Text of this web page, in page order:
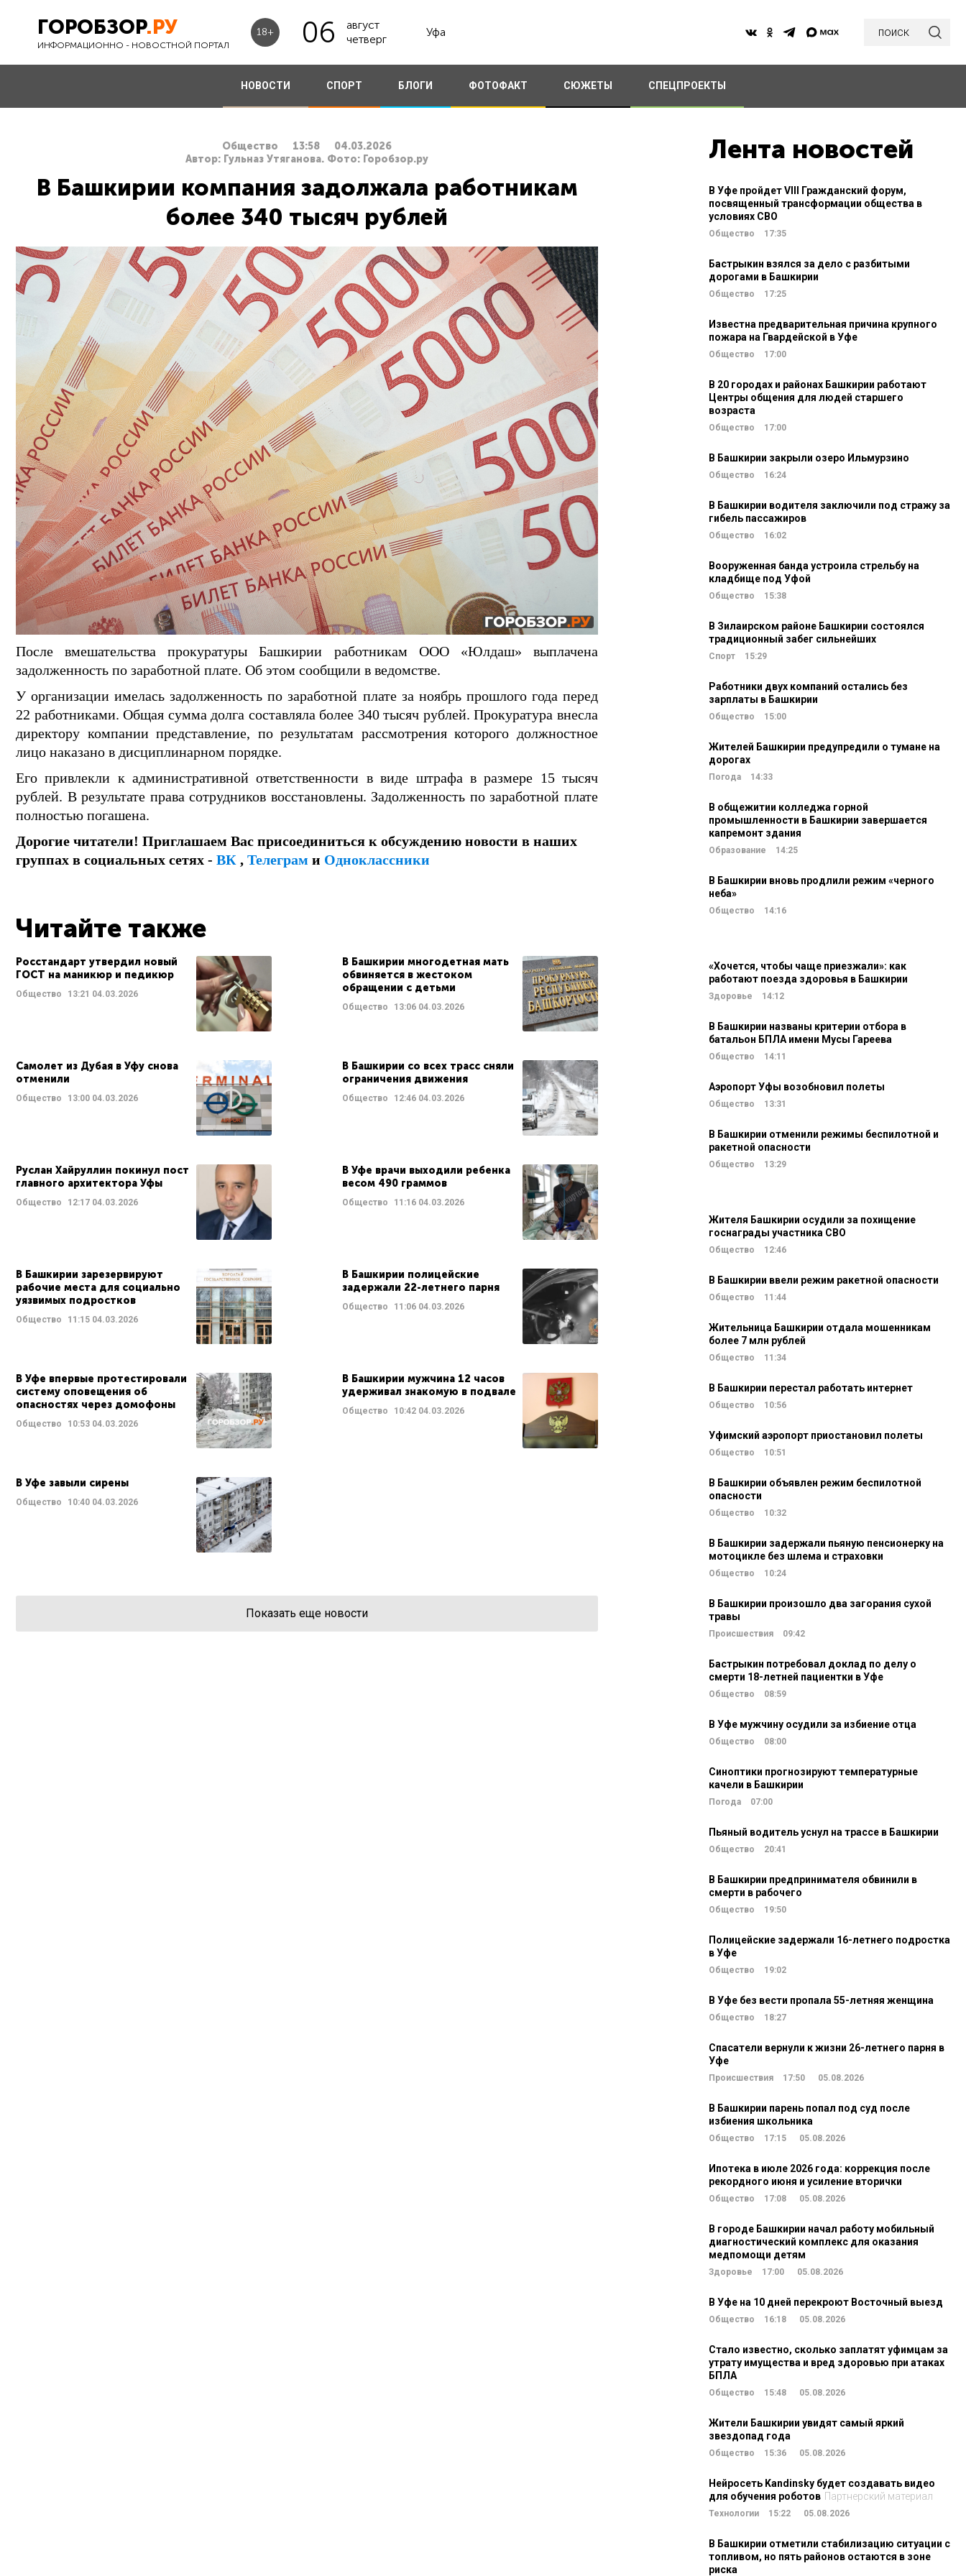
ГОРОБЗОР.РУ
ИНФОРМАЦИОННО - НОВОСТНОЙ ПОРТАЛ
18+ 06
август
четверг
Уфа поиск
НОВОСТИ СПОРТ БЛОГИ ФОТОФАКТ СЮЖЕТЫ СПЕЦПРОЕКТЫ
Общество 13:58
04.03.2026
Автор: Гульназ Утяганова. Фото: Горобзор.ру
В Башкирии компания задолжала работникам
более 340 тысяч рублей
После вмешательства прокуратуры Башкирии работникам ООО «Юлдаш» выплачена
задолженность по заработной плате. Об этом сообщили в ведомстве.
У организации имелась задолженность по заработной плате за ноябрь прошлого года перед
22 работниками. Общая сумма долга составляла более 340 тысяч рублей. Прокуратура внесла
директору компании представление, по результатам рассмотрения которого должностное
лицо наказано в дисциплинарном порядке.
Его привлекли к административной ответственности в виде штрафа в размере 15 тысяч
рублей. В результате права сотрудников восстановлены. Задолженность по заработной плате
полностью погашена.
Дорогие читатели! Приглашаем Вас присоединиться к обсуждению новости в наших
группах в социальных сетях - ВК , Телеграм и Одноклассники
Читайте также
Росстандарт утвердил новый
ГОСТ на маникюр и педикюр
Общество 13:21 04.03.2026
В Башкирии многодетная мать
обвиняется в жестоком
обращении с детьми
Общество 13:0604.03.2026
Самолет из Дубая в Уфу снова
отменили
Общество 13:00 04.03.2026
В Башкирии со всех трасс сняли
ограничения движения
Общество 12:4604.03.2026
Руслан Хайруллин покинул пост
главного архитектора Уфы
Общество 12:17 04.03.2026
В Уфе врачи выходили ребенка
весом 490 граммов
Общество 11:1604.03.2026
В Башкирии зарезервируют
рабочие места для социально
уязвимых подростков
Общество 11:15 04.03.2026
В Башкирии полицейские
задержали 22-летнего парня
Общество 11:0604.03.2026
В Уфе впервые протестировали
систему оповещения об
опасностях через домофоны
Общество 10:53 04.03.2026
В Башкирии мужчина 12 часов
удерживал знакомую в подвале
Общество 10:4204.03.2026
В Уфе завыли сирены
Общество 10:40 04.03.2026
Показать еще новости
Лента новостей
В Уфе пройдет VIII Гражданский форум,
посвященный трансформации общества в
условиях СВО
Общество 17:35
Бастрыкин взялся за дело с разбитыми
дорогами в Башкирии
Общество 17:25
Известна предварительная причина крупного
пожара на Гвардейской в Уфе
Общество 17:00
В 20 городах и районах Башкирии работают
Центры общения для людей старшего
возраста
Общество 17:00
В Башкирии закрыли озеро Ильмурзино
Общество 16:24
В Башкирии водителя заключили под стражу за
гибель пассажиров
Общество 16:02
Вооруженная банда устроила стрельбу на
кладбище под Уфой
Общество 15:38
В Зилаирском районе Башкирии состоялся
традиционный забег сильнейших
Спорт 15:29
Работники двух компаний остались без
зарплаты в Башкирии
Общество 15:00
Жителей Башкирии предупредили о тумане на
дорогах
Погода 14:33
В общежитии колледжа горной
промышленности в Башкирии завершается
капремонт здания
Образование 14:25
В Башкирии вновь продлили режим «черного
неба»
Общество 14:16
«Хочется, чтобы чаще приезжали»: как
работают поезда здоровья в Башкирии
Здоровье 14:12
В Башкирии названы критерии отбора в
батальон БПЛА имени Мусы Гареева
Общество 14:11
Аэропорт Уфы возобновил полеты
Общество 13:31
В Башкирии отменили режимы беспилотной и
ракетной опасности
Общество 13:29
Жителя Башкирии осудили за похищение
госнаграды участника СВО
Общество 12:46
В Башкирии ввели режим ракетной опасности
Общество 11:44
Жительница Башкирии отдала мошенникам
более 7 млн рублей
Общество 11:34
В Башкирии перестал работать интернет
Общество 10:56
Уфимский аэропорт приостановил полеты
Общество 10:51
В Башкирии объявлен режим беспилотной
опасности
Общество 10:32
В Башкирии задержали пьяную пенсионерку на
мотоцикле без шлема и страховки
Общество 10:24
В Башкирии произошло два загорания сухой
травы
Происшествия 09:42
Бастрыкин потребовал доклад по делу о
смерти 18-летней пациентки в Уфе
Общество 08:59
В Уфе мужчину осудили за избиение отца
Общество 08:00
Синоптики прогнозируют температурные
качели в Башкирии
Погода 07:00
Пьяный водитель уснул на трассе в Башкирии
Общество 20:41
В Башкирии предпринимателя обвинили в
смерти в рабочего
Общество 19:50
Полицейские задержали 16-летнего подростка
в Уфе
Общество 19:02
В Уфе без вести пропала 55-летняя женщина
Общество 18:27
Спасатели вернули к жизни 26-летнего парня в
Уфе
Происшествия 17:50 05.08.2026
В Башкирии парень попал под суд после
избиения школьника
Общество 17:15 05.08.2026
Ипотека в июле 2026 года: коррекция после
рекордного июня и усиление вторички
Общество 17:08 05.08.2026
В городе Башкирии начал работу мобильный
диагностический комплекс для оказания
медпомощи детям
Здоровье 17:00 05.08.2026
В Уфе на 10 дней перекроют Восточный выезд
Общество 16:18 05.08.2026
Стало известно, сколько заплатят уфимцам за
утрату имущества и вред здоровью при атаках
БПЛА
Общество 15:48 05.08.2026
Жители Башкирии увидят самый яркий
звездопад года
Общество 15:36 05.08.2026
Нейросеть Kandinsky будет создавать видео
для обучения роботов Партнерский материал
Технологии 15:22 05.08.2026
В Башкирии отметили стабилизацию ситуации с
топливом, но пять районов остаются в зоне
риска